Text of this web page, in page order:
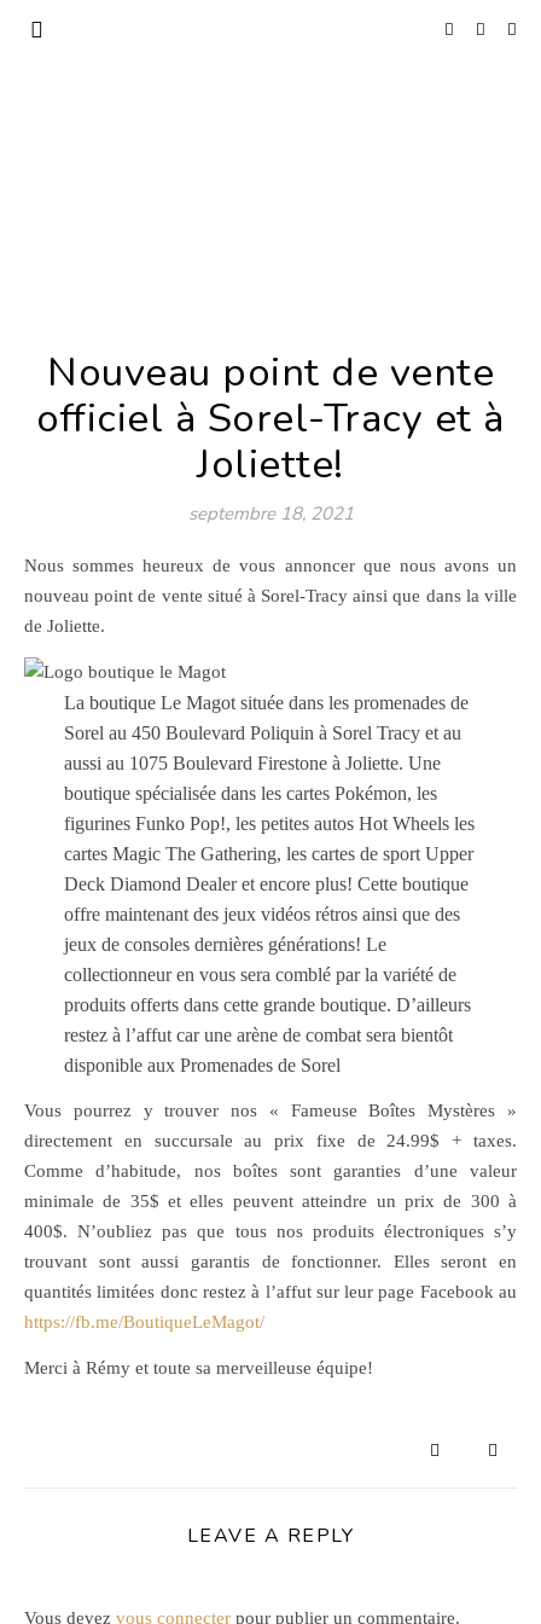
Nouveau point de vente
officiel à Sorel-Tracy et à
Joliette!
septembre 18, 2021
Nous sommes heureux de vous annoncer que nous avons un
nouveau point de vente situé à Sorel-Tracy ainsi que dans la ville
de Joliette.
La boutique Le Magot située dans les promenades de
Sorel au 450 Boulevard Poliquin à Sorel Tracy et au
aussi au 1075 Boulevard Firestone à Joliette. Une
boutique spécialisée dans les cartes Pokémon, les
figurines Funko Pop!, les petites autos Hot Wheels les
cartes Magic The Gathering, les cartes de sport Upper
Deck Diamond Dealer et encore plus! Cette boutique
offre maintenant des jeux vidéos rétros ainsi que des
jeux de consoles dernières générations! Le
collectionneur en vous sera comblé par la variété de
produits offerts dans cette grande boutique. D’ailleurs
restez à l’affut car une arène de combat sera bientôt
disponible aux Promenades de Sorel
Vous pourrez y trouver nos « Fameuse Boîtes Mystères »
directement en succursale au prix fixe de 24.99$ + taxes.
Comme d’habitude, nos boîtes sont garanties d’une valeur
minimale de 35$ et elles peuvent atteindre un prix de 300 à
400$. N’oubliez pas que tous nos produits électroniques s’y
trouvant sont aussi garantis de fonctionner. Elles seront en
quantités limitées donc restez à l’affut sur leur page Facebook au
https://fb.me/BoutiqueLeMagot/
Merci à Rémy et toute sa merveilleuse équipe!
LEAVE A REPLY
Vous devez vous connecter pour publier un commentaire.